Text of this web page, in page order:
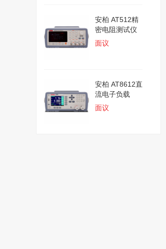
安柏 AT512精
密电阻测试仪
面议
安柏 AT8612直
流电子负载
面议